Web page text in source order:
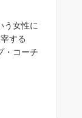
う女性に
する
・コーチ